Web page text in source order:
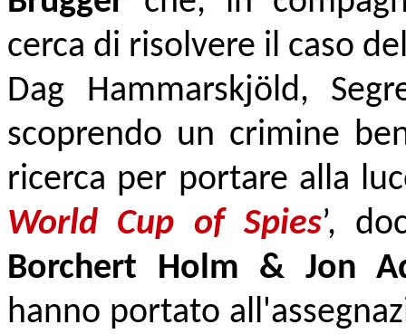
cerca di risolvere il caso
Dag Hammarskjöld,
scoprendo un crimine
ricerca per portare alla
World Cup of Spies’,
Borchert Holm & Jon
hanno portato